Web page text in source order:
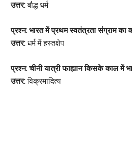
उत्तर:बौद्ध धर्म
प्रश्न: भारत में प्रथम स्वतंत्रता संग्राम का
उत्तर: धर्म में हस्तक्षेप
प्रश्न: चीनी यात्री फाह्यान किसके काल में
उत्तर:विक्रमादित्य